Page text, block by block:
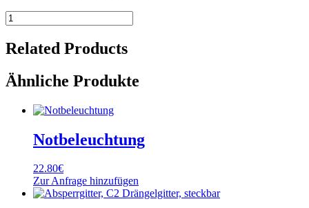
Defender
midi,
5
Kanäle,
Menge
Related Products
Ähnliche Produkte
Notbeleuchtung
22.80€
Zur Anfrage hinzufügen